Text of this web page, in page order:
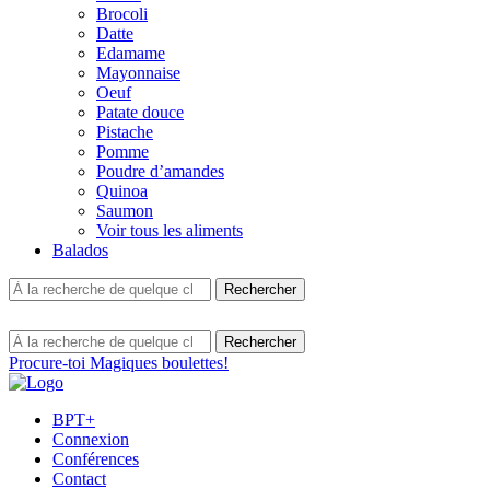
Brocoli
Datte
Edamame
Mayonnaise
Oeuf
Patate douce
Pistache
Pomme
Poudre d’amandes
Quinoa
Saumon
Voir tous les aliments
Balados
Procure-toi Magiques boulettes!
BPT+
Connexion
Conférences
Contact